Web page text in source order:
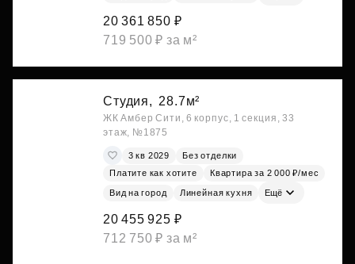
20 361 850 ₽
719 500 ₽ за м²
Студия, 28.7м²
ЖК Амбер Сити, 6 корпус, 1 секция, 33
этаж, №1875
3 кв 2029
Без отделки
Платите как хотите
Квартира за 2 000 ₽/мес
Вид на город Линейная кухня Ещё
20 455 925 ₽
712 750 ₽ за м²